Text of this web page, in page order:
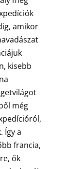
amikor
kisebb
még
Így a
francia,
ők